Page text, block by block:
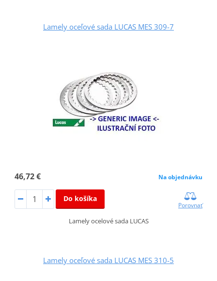
Lamely oceľové sada LUCAS MES 309-7
46,72 € Na objednávku
Do košíka
Porovnať
Lamely ocelové sada LUCAS
Lamely oceľové sada LUCAS MES 310-5